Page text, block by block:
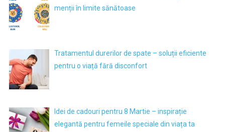
menții în limite sănătoase
Tratamentul durerilor de spate – soluții eficiente
pentru o viață fără disconfort
Idei de cadouri pentru 8 Martie – inspirație
elegantă pentru femeile speciale din viața ta